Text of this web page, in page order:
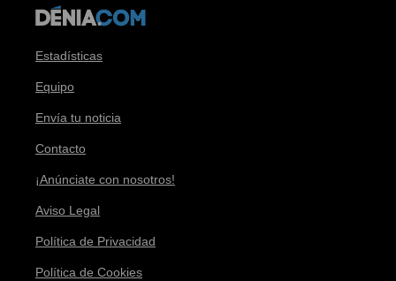
Estadísticas
Equipo
Envía tu noticia
Contacto
¡Anúnciate con nosotros!
Aviso Legal
Política de Privacidad
Política de Cookies